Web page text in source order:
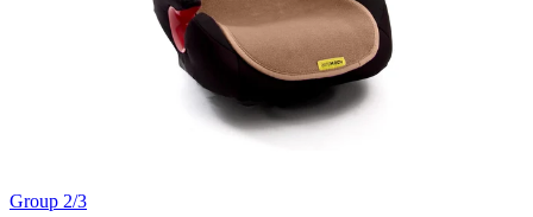
Group 2/3